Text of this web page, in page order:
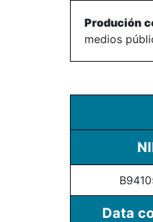
Produción
medios
Data